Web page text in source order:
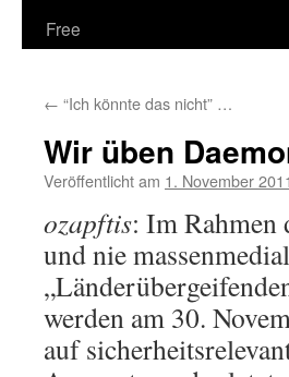
Free
← “Ich könnte das nicht” …
Wir üben
Veröffentlicht am 1. November 2011
ozapftis: Im Rahmen
und nie
werden am 30.
auf